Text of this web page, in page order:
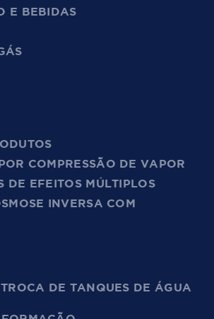
E BEBIDAS
COMPRESSÃO DE VAPOR
DE EFEITOS MÚLTIPLOS
INVERSA COM
DE TANQUES DE ÁGUA